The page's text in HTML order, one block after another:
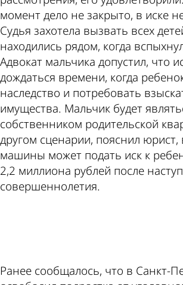
момент дело не закрыто, в иске
Судья захотела вызвать всех
находились рядом, когда
Адвокат мальчика допустил, что
дождаться времени, когда
наследство и потребовать
имущества. Мальчик будет
собственником родительской
другом сценарии, пояснил юрист,
машины может подать иск к
2,2 миллиона рублей после
совершеннолетия.
Ранее сообщалось, что в Санкт-